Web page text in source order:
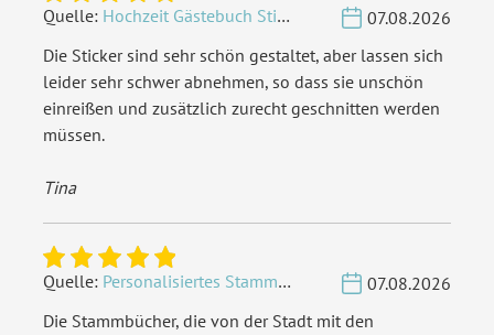
Fotokarton
, Holzcover,
Inklusiv-Leistungen: Inkl. Gravur Ihrer Inhalte
Personalisierung:
Material:
EAN:
Quelle: Hochzeit Gästebuch Sticker 40 Fragen - Weiß
07.08.2026
Die Sticker sind sehr schön gestaltet, aber lassen sich
leider sehr schwer abnehmen, so dass sie unschön
einreißen und zusätzlich zurecht geschnitten werden
müssen.
Tina
Quelle: Personalisiertes Stammbuch - Eigene Gravurdatei hochladen
07.08.2026
Die Stammbücher, die von der Stadt mit den